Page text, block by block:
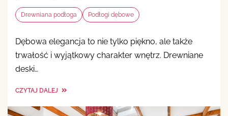
Drewniana podłoga Podłogi dębowe
Dębowa elegancja to nie tylko piękno, ale także
trwałość i wyjątkowy charakter wnętrz. Drewniane
deski…
CZYTAJ DALEJ